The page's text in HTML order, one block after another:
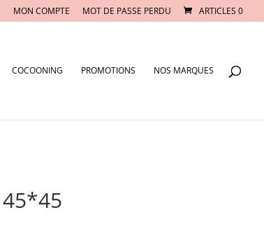
MON COMPTE MOT DE PASSE PERDU ARTICLES 0
COCOONING PROMOTIONS NOS MARQUES
45*45